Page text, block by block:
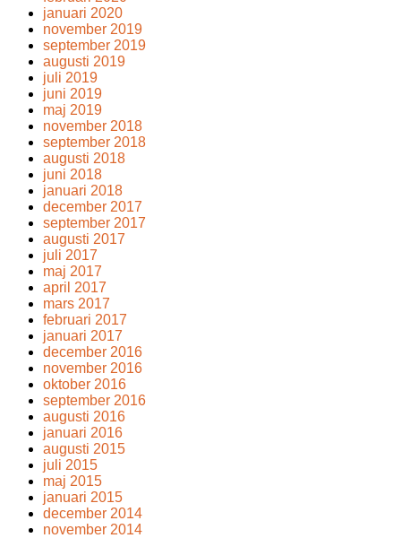
januari 2020
november 2019
september 2019
augusti 2019
juli 2019
juni 2019
maj 2019
november 2018
september 2018
augusti 2018
juni 2018
januari 2018
december 2017
september 2017
augusti 2017
juli 2017
maj 2017
april 2017
mars 2017
februari 2017
januari 2017
december 2016
november 2016
oktober 2016
september 2016
augusti 2016
januari 2016
augusti 2015
juli 2015
maj 2015
januari 2015
december 2014
november 2014